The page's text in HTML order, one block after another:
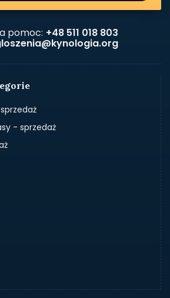
pomoc: +48 511 018 803
- sprzedaż